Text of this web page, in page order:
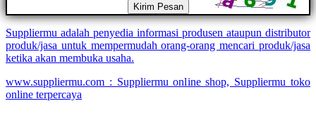
Kirim Pesan
Suppliermu adalah penyedia informasi produsen ataupun distributor
produk/jasa untuk mempermudah orang-orang mencari produk/jasa
ketika akan membuka usaha.
www.suppliermu.com : Suppliermu online shop, Suppliermu toko
online terpercaya